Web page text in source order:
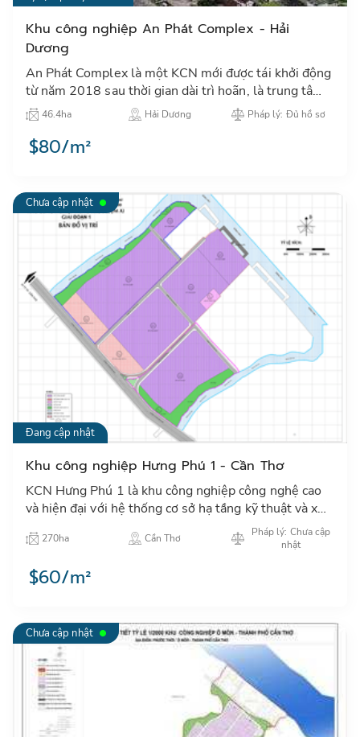
Khu công nghiệp An Phát Complex - Hải
Dương
An Phát Complex là một KCN mới được tái khởi động
từ năm 2018 sau thời gian dài trì hoãn, là trung tâm
thu hút đầu tư công nghiệp tại khu vực thành phố Hải
Dươn…
46.4ha Hải Dương Pháp lý: Đủ hồ sơ
$80/m²
Chưa cập nhật
Đang cập nhật
Khu công nghiệp Hưng Phú 1 - Cần Thơ
KCN Hưng Phú 1 là khu công nghiệp công nghệ cao
và hiện đại với hệ thống cơ sở hạ tầng kỹ thuật và xã
hội đồng bộ đảm bảo tiêu chuẩn khu công nghiệp
xanh…
270ha Cần Thơ
Pháp lý: Chưa cập
nhật
$60/m²
Chưa cập nhật